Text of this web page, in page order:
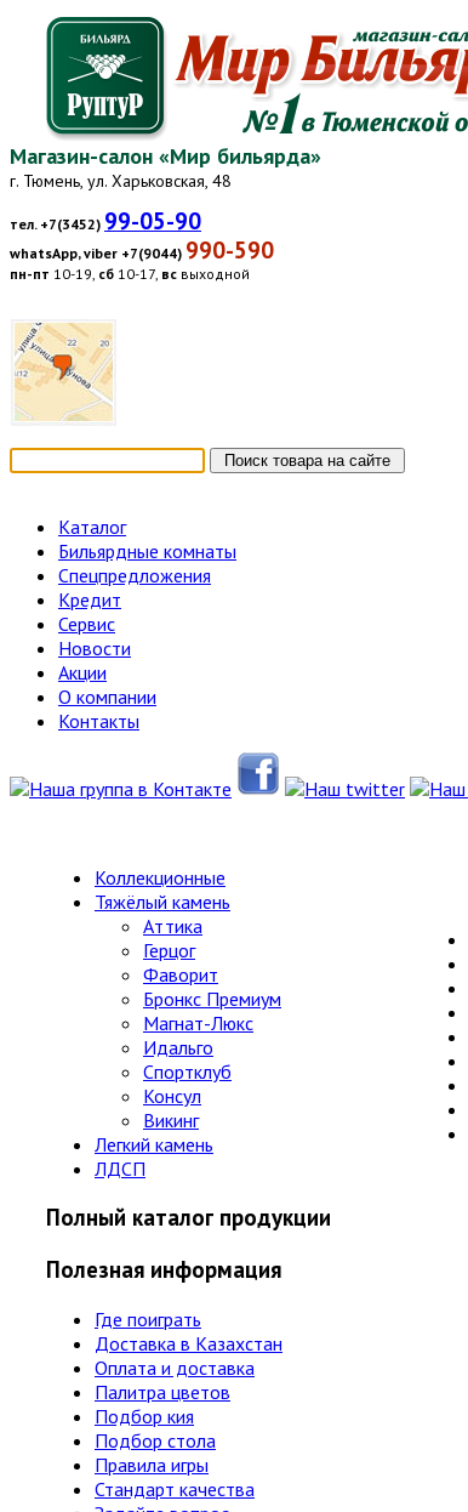
Магазин-салон «Мир бильярда»
г. Тюмень, ул. Харьковская, 48
тел. +7(3452) 99-05-90
whatsApp, viber +7(9044) 990-590
пн-пт 10-19, сб 10-17, вс выходной
Каталог
Бильярдные комнаты
Спецпредложения
Кредит
Сервис
Новости
Акции
О компании
Контакты
Коллекционные
Тяжёлый камень
Аттика
Герцог
Фаворит
Бронкс Премиум
Магнат-Люкс
Идальго
Спортклуб
Консул
Викинг
Легкий камень
ЛДСП
Полный каталог продукции
Полезная информация
Где поиграть
Доставка в Казахстан
Оплата и доставка
Палитра цветов
Подбор кия
Подбор стола
Правила игры
Стандарт качества